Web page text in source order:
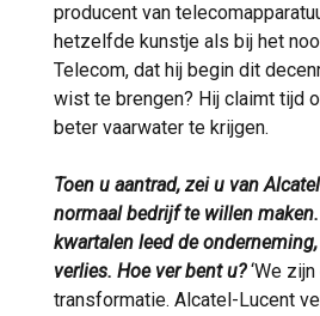
producent van
hetzelfde kunstje als bij het
Telecom, dat hij begin dit
wist te brengen? Hij claimt tijd
beter vaarwater te krijgen.
Toen u aantrad, zei u van
normaal bedrijf te willen
kwartalen leed de
verlies. Hoe ver bent u?‘We
transformatie. Alcatel-Lucent